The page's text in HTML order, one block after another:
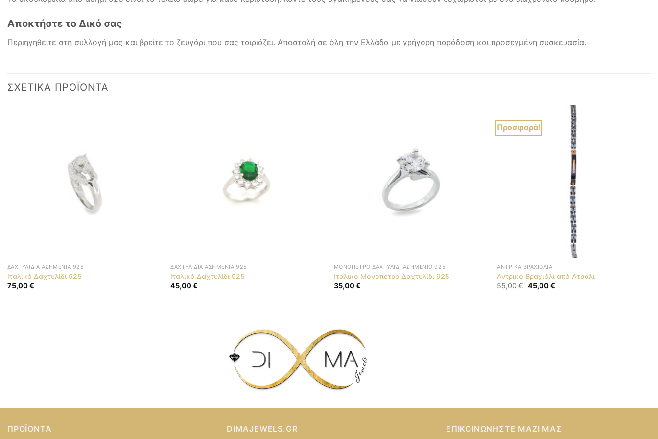
Αποκτήστε το Δικό σας
Περιηγηθείτε στη συλλογή μας και βρείτε το ζευγάρι που σας ταιριάζει. Αποστολή σε όλη την Ελλάδα με γρήγορη παράδοση και προσεγμένη συσκευασία.
ΣΧΕΤΙΚΆ ΠΡΟΪΌΝΤΑ
ΔΑΧΤΥΛΊΔΙΑ ΑΣΗΜΈΝΙΑ 925
Ιταλικό Δαχτυλίδι 925
75,00€
ΔΑΧΤΥΛΊΔΙΑ ΑΣΗΜΈΝΙΑ 925
Ιταλικό Δαχτυλίδι 925
45,00€
ΜΟΝΌΠΕΤΡΟ ΔΑΧΤΥΛΊΔΙ ΑΣΗΜΈΝΙΟ 925
Ιταλικό Μονόπετρο Δαχτυλίδι 925
35,00€
Προσφορά!
ΑΝΤΡΙΚΆ ΒΡΑΧΙΌΛΙΑ
Αντρικό Βραχιόλι από Ατσάλι
55,00€ Original
price
45,00€Η
ΠΡΟΪΌΝΤΑ DIMAJEWELS.GR ΕΠΙΚΟΙΝΩΝΉΣΤΕ ΜΑΖΊ ΜΑΣ